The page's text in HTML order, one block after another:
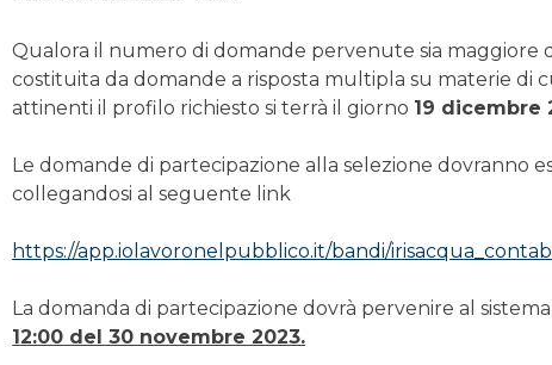
Qualora il numero di domande pervenute sia maggiore
costituita da domande a risposta multipla su materie di
attinenti il profilo richiesto si terrà il giorno 19 dicembre
Le domande di partecipazione alla selezione dovranno
collegandosi al seguente link
https://app.iolavoronelpubblico.it/bandi/
La domanda di partecipazione dovrà pervenire al
12:00 del 30 novembre 2023.